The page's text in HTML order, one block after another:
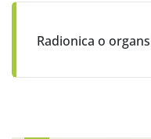
Radionica o